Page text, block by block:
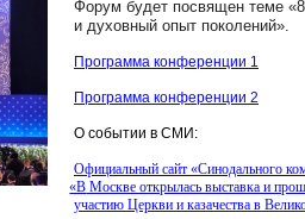
Форум будет посвящен теме
и духовный опыт поколений».
Программа конференции 1
Программа конференции 2
О событии в СМИ:
Официальный сайт «Синодального
«В Москве открылась выставка и
участию Церкви и казачества в